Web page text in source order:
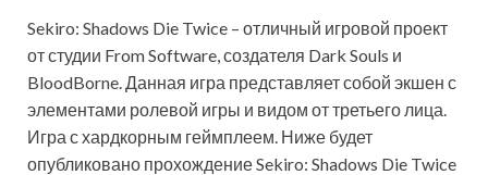
Sekiro: Shadows Die Twice – отличный игровой проект
от студии From Software, создателя Dark Souls и
BloodBorne. Данная игра представляет собой экшен с
элементами ролевой игры и видом от третьего лица.
Игра с хардкорным геймплеем. Ниже будет
опубликовано прохождение Sekiro: Shadows Die Twice